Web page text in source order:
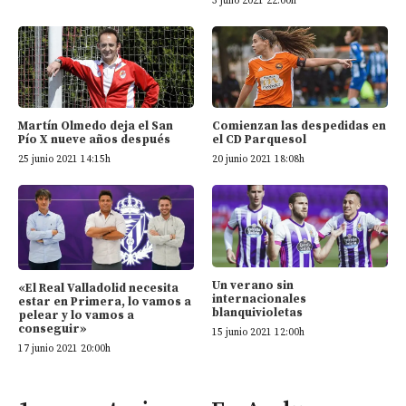
Martín Olmedo deja el San
Pío X nueve años después
25 junio 2021 14:15h
Comienzan las despedidas en
el CD Parquesol
20 junio 2021 18:08h
«El Real Valladolid necesita
estar en Primera, lo vamos a
pelear y lo vamos a
conseguir»
17 junio 2021 20:00h
Un verano sin
internacionales
blanquivioletas
15 junio 2021 12:00h